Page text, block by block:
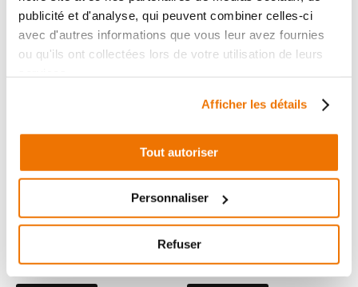
publicité et d'analyse, qui peuvent combiner celles-ci
avec d'autres informations que vous leur avez fournies
ou qu'ils ont collectées lors de votre utilisation de leurs
Afficher les détails
Tout autoriser
Personnaliser
Refuser
occasion KAWASAKI
ZX-6R 600 NINJA 2014
1 en stock
119,90 € TTC
Tubulure avant
occasion BMW R 1250
GS 2021
1 en stock
299,00 € TTC